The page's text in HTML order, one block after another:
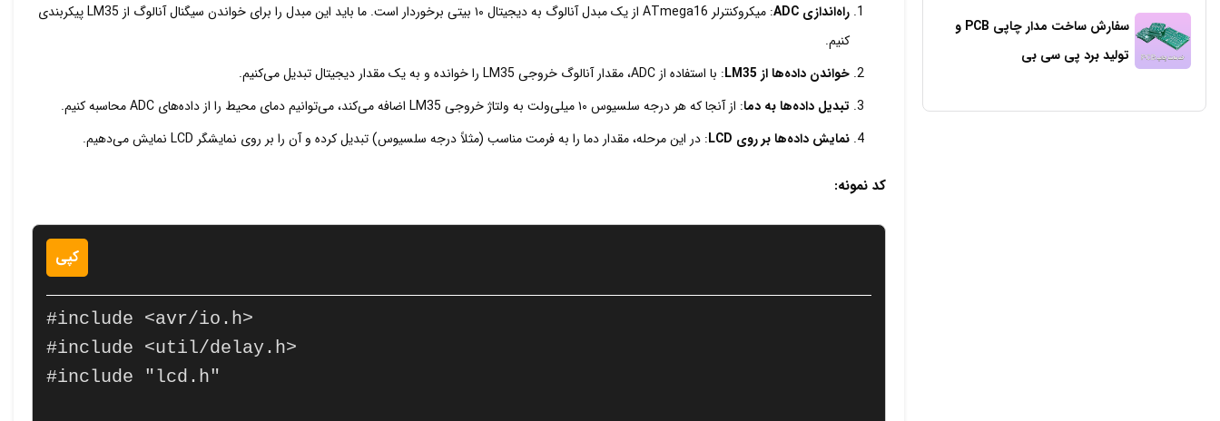
سفارش ساخت مدار چاپی PCB و
تولید برد پی سی بی
راه‌اندازی ADC
: میکروکنترلر ATmega16 از یک مبدل آنالوگ به دیجیتال ۱۰ بیتی برخوردار است. ما باید این مبدل را برای خواندن سیگنال آنالوگ از LM35 پیکربندی
کنیم.
خواندن داده‌ها از LM35
: با استفاده از ADC، مقدار آنالوگ خروجی LM35 را خوانده و به یک مقدار دیجیتال تبدیل می‌کنیم.
تبدیل داده‌ها به دما: از آنجا که هر درجه سلسیوس ۱۰ میلی‌ولت به ولتاژ خروجی LM35 اضافه می‌کند، می‌توانیم دمای محیط را از داده‌های ADC محاسبه کنیم.
نمایش داده‌ها بر روی LCD
: در این مرحله، مقدار دما را به فرمت مناسب (مثلاً درجه سلسیوس) تبدیل کرده و آن را بر روی نمایشگر LCD نمایش می‌دهیم.
کد نمونه:
کپی
#include <avr/io.h>
#include <util/delay.h>
#include "lcd.h"